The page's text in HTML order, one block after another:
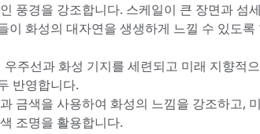
풍경을 강조합니다. 스케일이 큰 장면과 섬
이 화성의 대자연을 생생하게 느낄 수 있도록
주선과 화성 기지를 세련되고 미래 지향적
반영합니다.
금색을 사용하여 화성의 느낌을 강조하고,
조명을 활용합니다.